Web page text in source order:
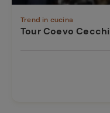
Trend in cucina
Tour Coevo Cecchi